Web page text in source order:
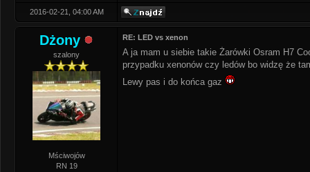
2016-02-21, 04:00 AM
Dżony
szalony
Mściwojów
RN 19
RE: LED vs xenon
A ja mam u siebie takie Żarówki Osram H7
przypadku xenonów czy ledów bo widzę że
Lewy pas i do końca gaz